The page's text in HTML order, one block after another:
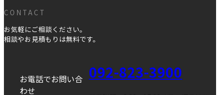
CONTACT
お気軽にご相談ください。
相談やお見積もりは無料です。
お電話でお問い合
わせ
092-823-3900